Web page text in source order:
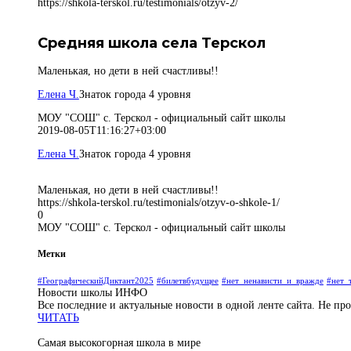
https://shkola-terskol.ru/testimonials/otzyv-2/
Средняя школа села Терскол
Маленькая, но дети в ней счастливы!!
Елена Ч. Знаток города 4 уровня
МОУ "СОШ" с. Терскол - официальный сайт школы
2019-08-05T11:16:27+03:00
Елена Ч. Знаток города 4 уровня
Маленькая, но дети в ней счастливы!!
https://shkola-terskol.ru/testimonials/otzyv-o-shkole-1/
0
МОУ "СОШ" с. Терскол - официальный сайт школы
Метки
#ГеографическийДиктант2025 #билетвбудущее #нет_ненависти_и_вражде
Новости школы ИНФО
Все последние и актуальные новости в одной ленте сайта. Не
ЧИТАТЬ
Самая высокогорная школа в мире